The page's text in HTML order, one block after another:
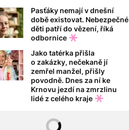
Pasťáky nemají v dnešní
době existovat. Nebezpečné
děti patří do vězení, říká
odbornice
Jako tatérka přišla
o zakázky, nečekaně jí
zemřel manžel, přišly
povodně. Dnes za ní ke
Krnovu jezdí na zmrzlinu
lidé z celého kraje